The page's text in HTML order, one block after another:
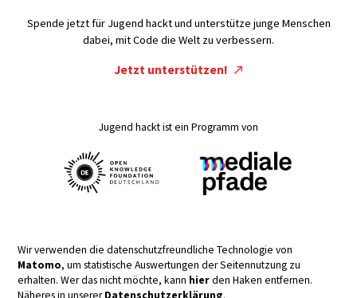
Spende jetzt für Jugend hackt und unterstütze junge Menschen
dabei, mit Code die Welt zu verbessern.
Jetzt unterstützen!
Jugend hackt ist ein Programm von
Wir verwenden die datenschutzfreundliche Technologie von
Matomo, um statistische Auswertungen der Seitennutzung zu
erhalten. Wer das nicht möchte, kann hierden Haken entfernen.
Näheres in unsererDatenschutzerklärung.